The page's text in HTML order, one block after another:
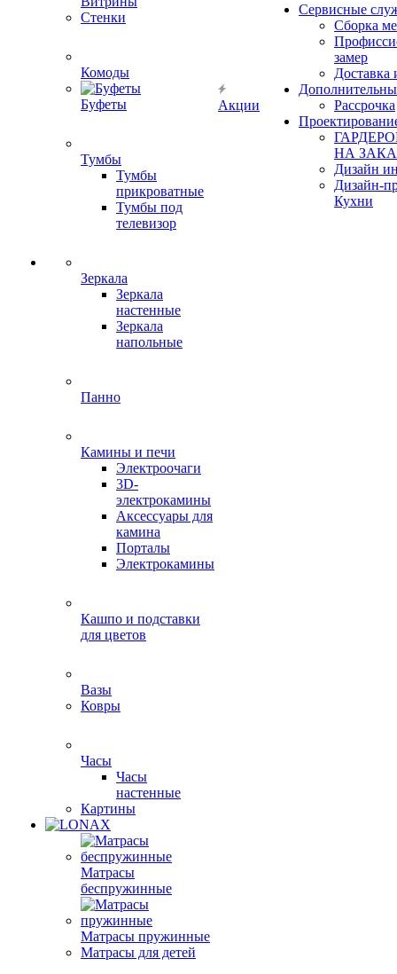
Стенки
Комоды
Буфеты
Тумбы
Тумбы
прикроватные
Тумбы под
телевизор
Зеркала
Зеркала
настенные
Зеркала
напольные
Панно
Камины и печи
Электроочаги
3D-
электрокамины
Аксессуары для
камина
Порталы
Электрокамины
Кашпо и подставки
для цветов
Вазы
Ковры
Часы
Часы
настенные
Картины
Матрасы
беспружинные
Матрасы пружинные
Матрасы для детей
Акции
Сервисные
Сборка
замер
Доставка
Рассрочка
НА
Дизайн
Дизайн-
Кухни